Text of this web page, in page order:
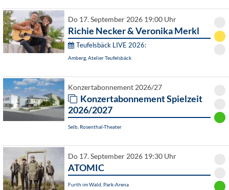
Do 17. September 2026 19:00 Uhr
Richie Necker & Veronika Merkl
Teufelsbäck LIVE 2026:
Amberg, Atelier Teufelsbäck
Konzertabonnement 2026/27
Konzertabonnement Spielzeit
2026/2027
Selb, Rosenthal-Theater
Do 17. September 2026 19:30 Uhr
ATOMIC
Furth im Wald, Park-Arena